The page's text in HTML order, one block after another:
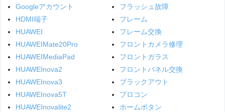
Googleアカウント
HDMI端子
HUAWEI
HUAWEIMate20Pro
HUAWEIMediaPad
HUAWEInova2
HUAWEInova3
HUAWEInova5T
HUAWEInovalite2
フラッシュ故障
フレーム
フレーム交換
フロントカメラ修理
フロントガラス
フロントパネル交換
ブラックアウト
プロコン
ホームボタン